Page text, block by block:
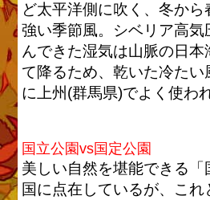
ど太平洋側に吹く、冬か
強い季節風。シベリア高気
んできた湿気は山脈の日本
て降るため、乾いた冷たい
に上州(群馬県)でよく使わ
国立公園vs国定公園
美しい自然を堪能できる「
国に点在しているが、これ